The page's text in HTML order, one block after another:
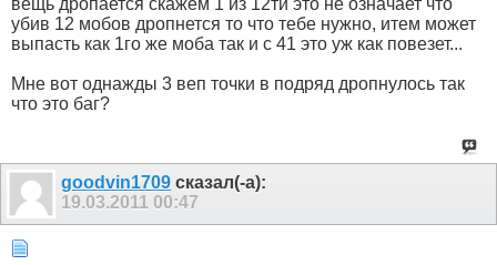
вещь дропается скажем 1 из 12ти это не означает что
убив 12 мобов дропнется то что тебе нужно, итем может
выпасть как 1го же моба так и с 41 это уж как повезет...
Мне вот однажды 3 веп точки в подряд дропнулось так
что это баг?
goodvin1709 сказал(-а):
19.03.2011 00:47